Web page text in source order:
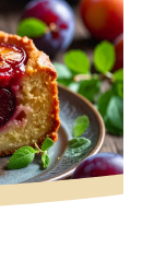
5.0. Click to rate.